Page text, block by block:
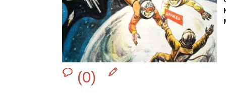
(0)